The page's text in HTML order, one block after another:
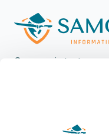
Samoerai staat
voor
hands-on